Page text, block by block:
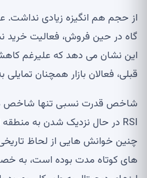
از حجم هم انگیزه زیادی نداشت.
گاه در حین فروش، فعالیت
این نشان می دهد که علیرغم
قبلی، فعالان بازار همچنان
شاخص قدرت نسبی تنها شاخص
چنین خوانش هایی از لحاظ
های کوتاه مدت بوده است، به